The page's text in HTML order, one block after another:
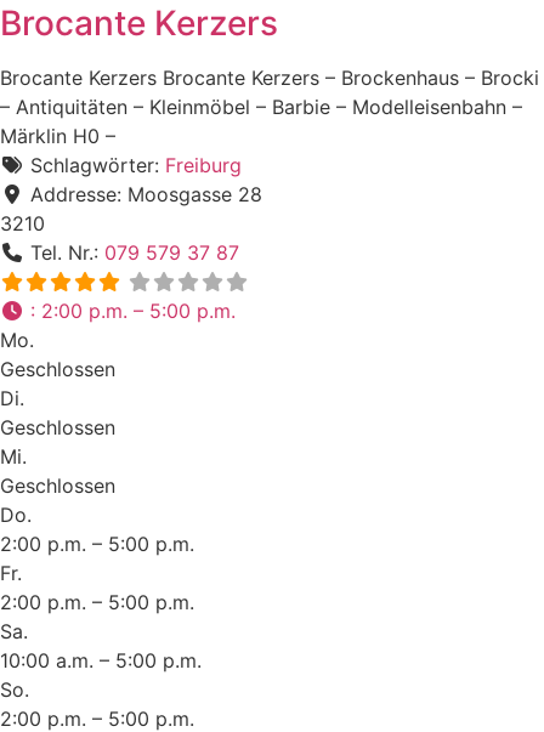
Brocante Kerzers
Brocante Kerzers Brocante Kerzers – Brockenhaus – Brocki
– Antiquitäten – Kleinmöbel – Barbie – Modelleisenbahn –
Märklin H0 –
Schlagwörter: Freiburg
Addresse: Moosgasse 28
3210
Tel. Nr.: 079 579 37 87
: 2:00 p.m. – 5:00 p.m.
Mo.
Geschlossen
Di.
Geschlossen
Mi.
Geschlossen
Do.
2:00 p.m. – 5:00 p.m.
Fr.
2:00 p.m. – 5:00 p.m.
Sa.
10:00 a.m. – 5:00 p.m.
So.
2:00 p.m. – 5:00 p.m.